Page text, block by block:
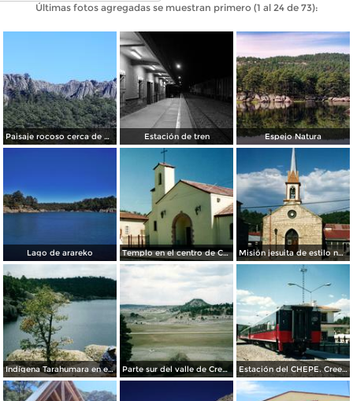
Últimas fotos agregadas se muestran primero (1 al 24 de 73):
Paisaje rocoso cerca de Creel Estación de tren Espejo Natura
Lago de arareko Templo en el centro de Creel, Chihuahua. 2002 Misión jesuita de estilo neogótico. Creel, Chihuahua. 2002
Indígena Tarahumara en el Lago de Arareco, Chihuahua. 2002 Parte sur del valle de Creel, Chihuahua Estación del CHEPE. Creel, Chihuahua.